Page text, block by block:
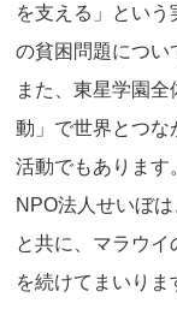
を支える」とい
の貧困問題につい
また、東星学園
動」で世界とつな
活動でもあります
NPO法人せいぼ
と共に、マラウ
を続けてまいりま